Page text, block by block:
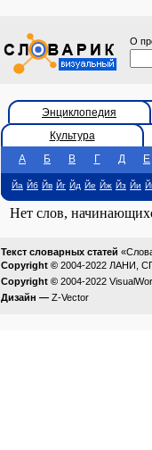
О
Энциклопедия
Культура
А
Б В Г Д Е
Йа Йб Йв Йг Йд Йе Йж Йз Йи
Нет слов,
Текст словарных статей
Copyright © 2004-2022 ЛАНИ,
Copyright © 2004-2022
Дизайн — Z-Vector